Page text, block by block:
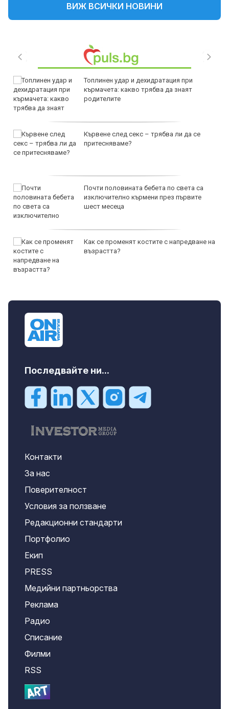
ВИЖ ВСИЧКИ НОВИНИ
Топлинен удар и дехидратация при
кърмачета: какво трябва да знаят
родителите
Кървене след секс – трябва ли да се
притесняваме?
Почти половината бебета по света са
изключително кърмени през първите
шест месеца
Как се променят костите с напредване на
възрастта?
Последвайте ни...
Контакти
За нас
Поверителност
Условия за ползване
Редакционни стандарти
Портфолио
Екип
PRESS
Медийни партньорства
Реклама
Радио
Списание
Филми
RSS